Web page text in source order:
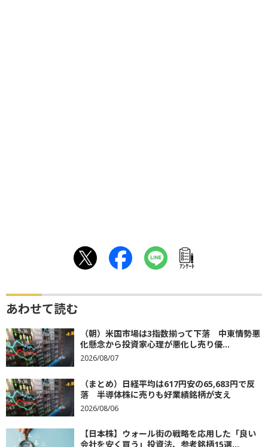
ｱﾝｹｰﾄ
あわせて読む
（朝）米国市場は3指数揃って下落 中東情勢悪
化懸念から投資家心理が悪化し売り優...
2026/08/07
（まとめ）日経平均は617円安の65,683円で反
落 半導体株に売りも好業績銘柄が支え
2026/08/06
【日本株】ウォール街の戦略を応用した「良い
会社を安く買う」投資法、参考銘柄15選...